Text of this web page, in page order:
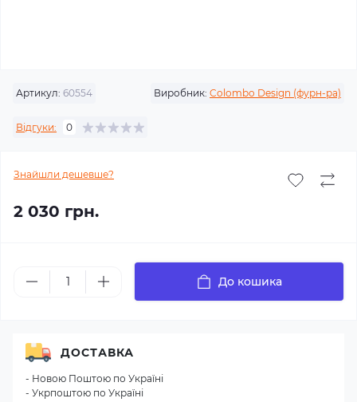
Артикул: 60554 Виробник: Colombo Design (фурн-ра)
Відгуки: 0
Знайшли дешевше?
2 030 грн.
До кошика
ДОСТАВКА
- Новою Поштою по Україні
- Укрпоштою по Україні